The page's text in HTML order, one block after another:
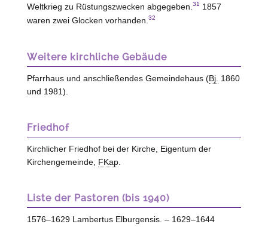
Weltkrieg zu Rüstungszwecken abgegeben. 31
1857
waren zwei Glocken vorhanden. 32
Weitere kirchliche Gebäude
Pfarrhaus und anschließendes Gemeindehaus (Bj. 1860
und 1981).
Friedhof
Kirchlicher Friedhof bei der Kirche, Eigentum der
Kirchengemeinde, FKap.
Liste der Pastoren (bis 1940)
1576–1629 Lambertus Elburgensis. – 1629–1644